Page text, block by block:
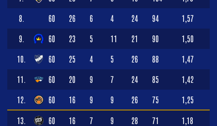
8. 60 26 6 4 24 94 1,57
9. 60 23 5 11 21 90 1,50
10. 60 25 4 5 26 88 1,47
11. 60 20 9 7 24 85 1,42
12. 60 16 9 9 26 75 1,25
13. 60 16 7 9 28 71 1,18